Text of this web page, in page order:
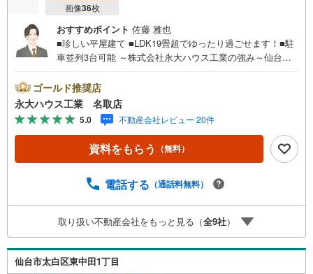
画像36枚
おすすめポイント 佐藤 雅也
■珍しい平屋建て ■LDK19畳超でゆったり過ごせます！■駐
車並列3台可能 ～株式会社永大ハウス工業の強み～仙台市
と実績で、お客様の理想の住まい探しをサポートします。■
地域密着だからできる“本当に役立つ提案”戸建・マンショ
ン・土地まで幅広く対応。 さらに、学校区・買い物環境・
交通利便性・子育て環境など、 実際の暮らしを見据えた情
報をご提供します。「住んでから後悔しないためのご提
案」を大切にしています。■ 住まいのことを“まとめて相談
ム】までワンストップ対応。 住宅ローンや税金などの専門
ての不動産購入の方でも、安心して一歩を踏み出せます。
各店舗にはキッズスペースを完備。 ご家族皆様でお気軽に
ご来店ください。営業時間:10:00～18:00定休日:水曜日現地
見学・ご相談も随時受付中です。ぜひお気軽にお問い合わ
せください。
ゴールド推奨店
永大ハウス工業 名取店
5.0 不動産会社レビュー 20件
資料をもらう （無料）
電話する （通話料無料）
取り扱い不動産会社をもっと見る（全9社）
仙台市太白区東中田1丁目